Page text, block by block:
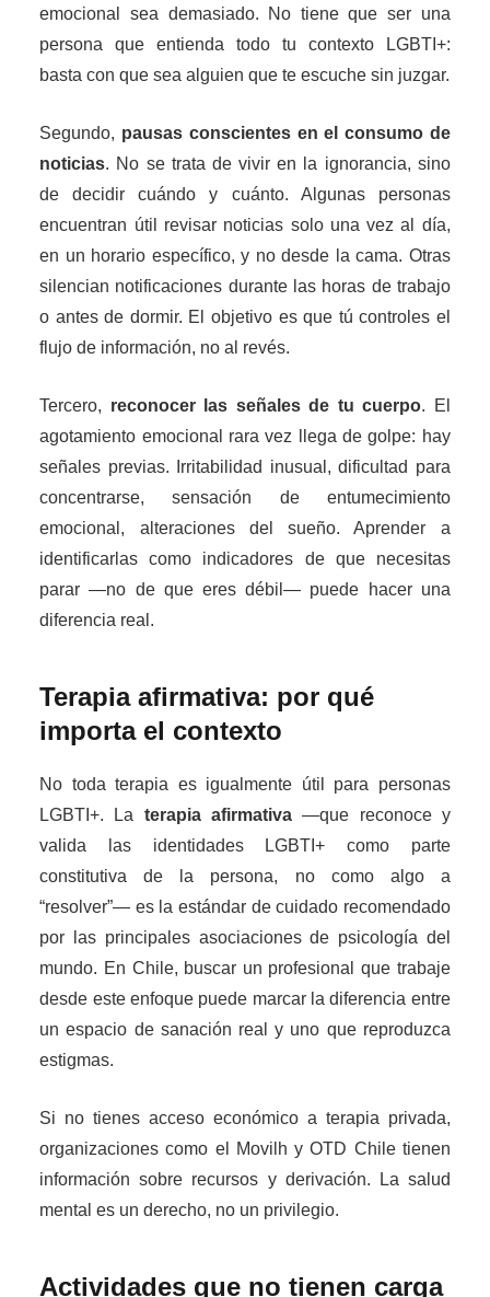
emocional sea demasiado. No tiene que ser una
persona que entienda todo tu contexto LGBTI+:
basta con que sea alguien que te escuche sin juzgar.
Segundo, pausas conscientes en el consumo de
noticias. No se trata de vivir en la ignorancia, sino
de decidir cuándo y cuánto. Algunas personas
encuentran útil revisar noticias solo una vez al día,
en un horario específico, y no desde la cama. Otras
silencian notificaciones durante las horas de trabajo
o antes de dormir. El objetivo es que tú controles el
flujo de información, no al revés.
Tercero, reconocer las señales de tu cuerpo. El
agotamiento emocional rara vez llega de golpe: hay
señales previas. Irritabilidad inusual, dificultad para
concentrarse, sensación de entumecimiento
emocional, alteraciones del sueño. Aprender a
identificarlas como indicadores de que necesitas
parar —no de que eres débil— puede hacer una
diferencia real.
Terapia afirmativa: por qué
importa el contexto
No toda terapia es igualmente útil para personas
LGBTI+. La terapia afirmativa —que reconoce y
valida las identidades LGBTI+ como parte
constitutiva de la persona, no como algo a
“resolver”— es la estándar de cuidado recomendado
por las principales asociaciones de psicología del
mundo. En Chile, buscar un profesional que trabaje
desde este enfoque puede marcar la diferencia entre
un espacio de sanación real y uno que reproduzca
estigmas.
Si no tienes acceso económico a terapia privada,
organizaciones como el Movilh y OTD Chile tienen
información sobre recursos y derivación. La salud
mental es un derecho, no un privilegio.
Actividades que no tienen carga